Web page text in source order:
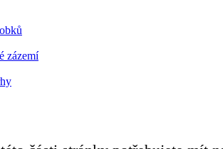
zázemí